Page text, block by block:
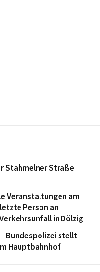
Stahmelner Straße
Veranstaltungen am
Person an
in Dölzig
Bundespolizei stellt
Hauptbahnhof